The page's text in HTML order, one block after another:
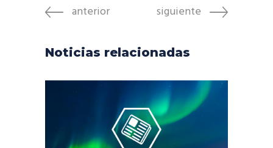
anterior siguiente
Noticias relacionadas